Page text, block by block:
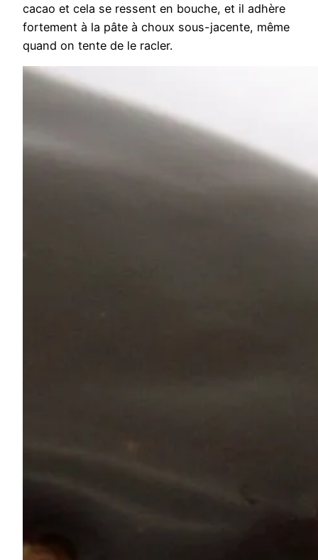
cacao et cela se ressent en bouche, et il adhère
fortement à la pâte à choux sous-jacente, même
quand on tente de le racler.